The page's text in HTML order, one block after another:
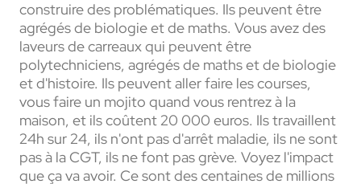
construire des problématiques. Ils peuvent être
agrégés de biologie et de maths. Vous avez des
laveurs de carreaux qui peuvent être
polytechniciens, agrégés de maths et de biologie
et d'histoire. Ils peuvent aller faire les courses,
vous faire un mojito quand vous rentrez à la
maison, et ils coûtent 20 000 euros. Ils travaillent
24h sur 24, ils n'ont pas d'arrêt maladie, ils ne sont
pas à la CGT, ils ne font pas grève. Voyez l'impact
que ça va avoir. Ce sont des centaines de millions